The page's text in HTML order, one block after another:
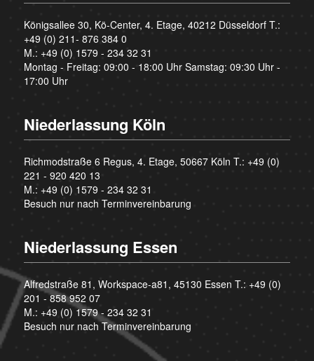
Königsallee 30, Kö-Center, 4. Etage, 40212 Düsseldorf T.:
+49 (0) 211- 876 384 0
M.: +49 (0) 1579 - 234 32 31
Montag - Freitag: 09:00 - 18:00 Uhr Samstag: 09:30 Uhr -
17:00 Uhr
Niederlassung Köln
Richmodstraße 6 Regus, 4. Etage, 50667 Köln T.: +49 (0)
221 - 920 420 13
M.: +49 (0) 1579 - 234 32 31
Besuch nur nach Terminvereinbarung
Niederlassung Essen
Alfredstraße 81, Workspace-a81, 45130 Essen T.: +49 (0)
201 - 858 952 07
M.: +49 (0) 1579 - 234 32 31
Besuch nur nach Terminvereinbarung